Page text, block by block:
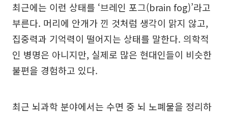
최근에는 이런 상태를 ‘브레인 포그(brain fog)’라고
부른다. 머리에 안개가 낀 것처럼 생각이 맑지 않고,
집중력과 기억력이 떨어지는 상태를 말한다. 의학적
인 병명은 아니지만, 실제로 많은 현대인들이 비슷한
불편을 경험하고 있다.
최근 뇌과학 분야에서는 수면 중 뇌 노폐물을 정리하